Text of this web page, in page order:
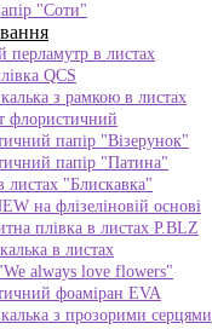
"Соти"
перламутр в листах
QCS
з рамкою в листах
флористичний
папір "Візерунок"
папір "Патина"
листах "Блискавка"
на флізеліновій основі
плівка в листах Р.BLZ
в листах
always love flowers"
фоаміран EVA
з прозорими серцями